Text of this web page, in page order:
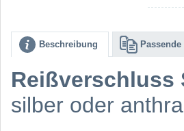
Beschreibung
Reißverschluss
silber oder